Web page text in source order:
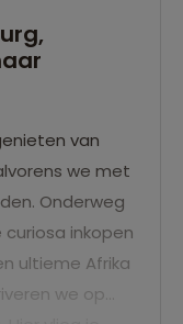
van
we met
Onderweg
inkopen
ultieme Afrika
we op